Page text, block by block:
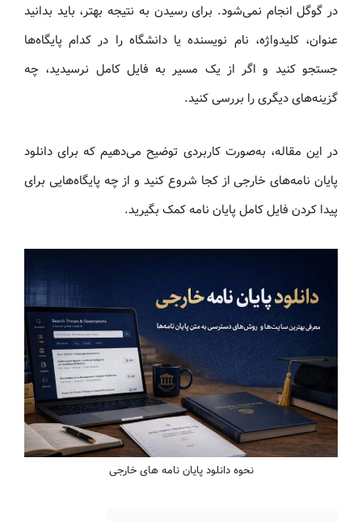
در گوگل انجام نمی‌شود. برای رسیدن به نتیجه بهتر، باید بدانید
عنوان، کلیدواژه، نام نویسنده یا دانشگاه را در کدام پایگاه‌ها
جستجو کنید و اگر از یک مسیر به فایل کامل نرسیدید، چه
گزینه‌های دیگری را بررسی کنید.
در این مقاله، به‌صورت کاربردی توضیح می‌دهیم که برای دانلود
پایان نامه‌های خارجی از کجا شروع کنید و از چه پایگاه‌هایی برای
پیدا کردن فایل کامل پایان نامه کمک بگیرید.
نحوه دانلود پایان نامه های خارجی